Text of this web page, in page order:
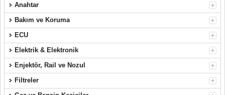
Anahtar
Bakım ve Koruma
ECU
Elektrik & Elektronik
Enjektör, Rail ve Nozul
Filtreler